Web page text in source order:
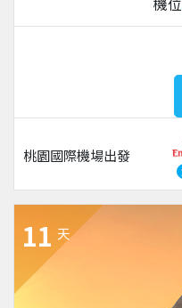
桃園國際機場出發
11 天